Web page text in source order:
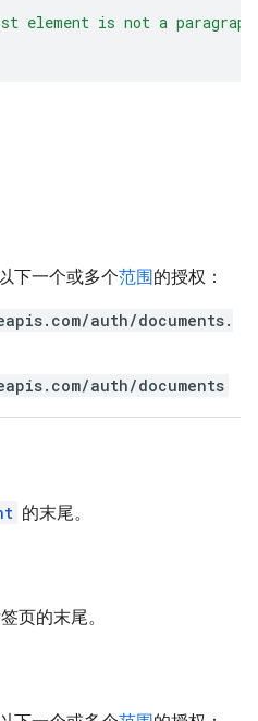
element is not a
下一个或多个范围的授权：
auth/documents.
auth/documents
的末尾。
页的末尾。